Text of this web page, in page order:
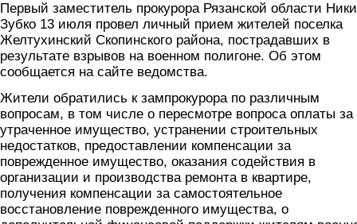
Первый заместитель прокурора Рязанской области
Зубко 13 июля провел личный прием жителей поселка
Желтухинский Скопинского района, пострадавших в
результате взрывов на военном полигоне. Об этом
сообщается на сайте ведомства.
Жители обратились к зампрокурора по различным
вопросам, в том числе о пересмотре вопроса оплаты за
утраченное имущество, устранении строительных
недостатков, предоставлении компенсации за
поврежденное имущество, оказания содействия в
организации и производства ремонта в квартире,
получения компенсации за самостоятельное
восстановление поврежденного имущества, о